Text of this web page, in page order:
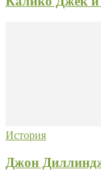
История
Джон